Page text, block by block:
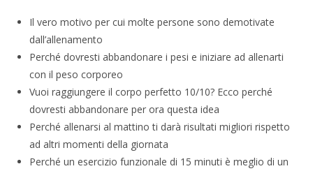
Il vero motivo per cui molte persone sono demotivate
dall’allenamento
Perché dovresti abbandonare i pesi e iniziare ad allenarti
con il peso corporeo
Vuoi raggiungere il corpo perfetto 10/10? Ecco perché
dovresti abbandonare per ora questa idea
Perché allenarsi al mattino ti darà risultati migliori rispetto
ad altri momenti della giornata
Perché un esercizio funzionale di 15 minuti è meglio di un